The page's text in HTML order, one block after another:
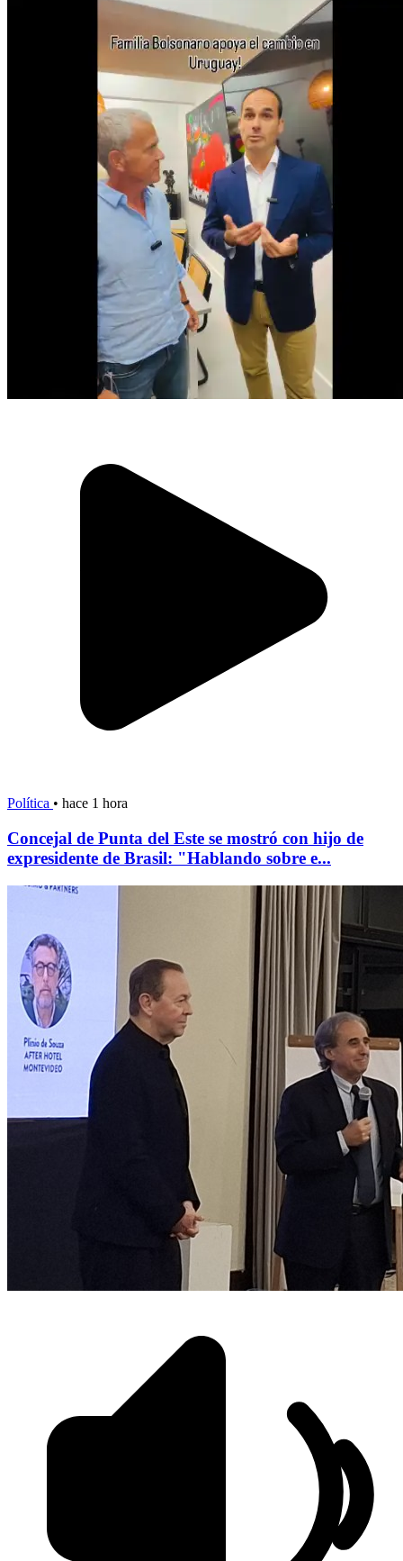
Política • hace 1 hora
Concejal de Punta del Este se mostró con hijo de
expresidente de Brasil: "Hablando sobre e...